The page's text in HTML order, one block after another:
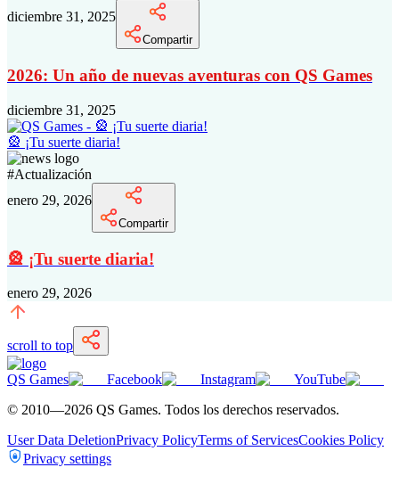
diciembre 31, 2025
Compartir
2026: Un año de nuevas aventuras con QS Games
diciembre 31, 2025
🎡 ¡Tu suerte diaria!
#Actualización
enero 29, 2026
Compartir
🎡 ¡Tu suerte diaria!
enero 29, 2026
scroll to top
QS Games Facebook Instagram
YouTube
© 2010—2026 QS Games. Todos los derechos reservados.
User Data DeletionPrivacy PolicyTerms of ServicesCookies Policy
Privacy settings